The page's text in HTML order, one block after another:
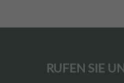
RUFEN SIE